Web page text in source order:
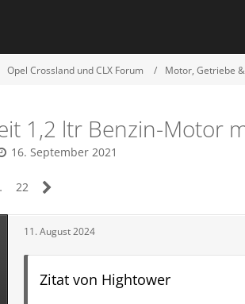
Opel Crossland und CLX Forum Motor, Getriebe
1,2 ltr Benzin-Motor
16. September 2021
22
11. August 2024
Zitat von Hightower